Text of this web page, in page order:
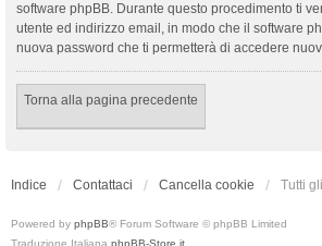
software phpBB. Durante questo procedimento ti
utente ed indirizzo email, in modo che il software
nuova password che ti permetterà di accedere
Torna alla pagina precedente
Indice Contattaci Cancella cookie Tutti
Powered by phpBB® Forum Software © phpBB Limited
Traduzione Italiana phpBB-Store.it